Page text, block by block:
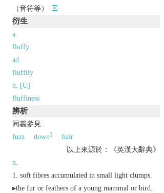
（音符等）
衍生
a.
fluffy
ad.
fluffily
n. [U]
fluffiness
辨析
同義參見:
fuzz
down2
hair
以上來源於：《英漢大辭典》
n.
soft fibres accumulated in small light clumps.
▸the fur or feathers of a young mammal or bird.